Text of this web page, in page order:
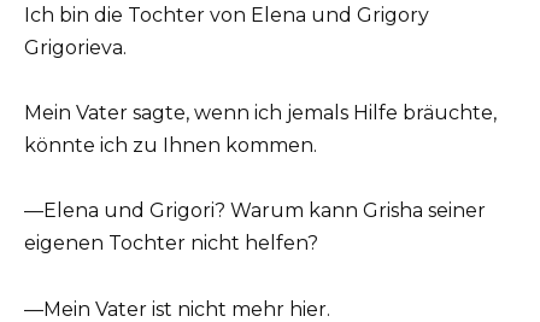
Ich bin die Tochter von Elena und Grigory
Grigorieva.
Mein Vater sagte, wenn ich jemals Hilfe bräuchte,
könnte ich zu Ihnen kommen.
—Elena und Grigori? Warum kann Grisha seiner
eigenen Tochter nicht helfen?
—Mein Vater ist nicht mehr hier.